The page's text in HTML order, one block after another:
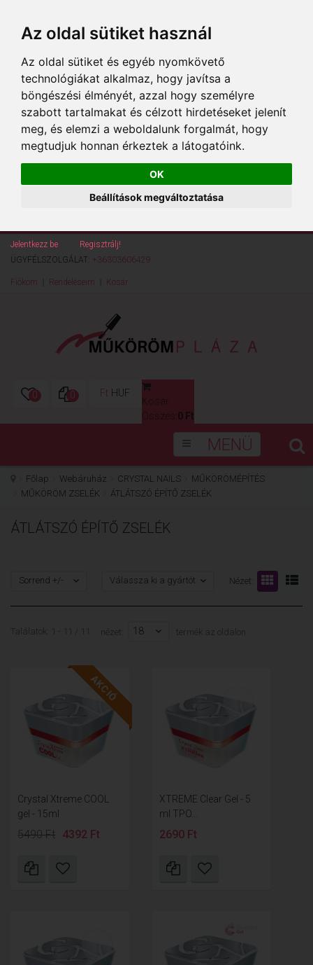
Az oldal sütiket használ
Az oldal sütiket és egyéb nyomkövető
technológiákat alkalmaz, hogy javítsa a
böngészési élményét, azzal hogy személyre
szabott tartalmakat és célzott hirdetéseket jelenít
meg, és elemzi a weboldalunk forgalmát, hogy
megtudjuk honnan érkeztek a látogatóink.
OK
Beállítások megváltoztatása
Jelentkezz be
Regisztrálj!
ÜGYFÉLSZOLGÁLAT: +36303606429
Fiókom Rendeléseim Kosár
0 0 Ft HUF
Kosár
Összes: 0 Ft
MENÜ
Főlap Webáruház CRYSTAL NAILS
MŰKÖRÖMÉPÍTÉS
MŰKÖRÖM ZSELÉK
ÁTLÁTSZÓ ÉPÍTŐ ZSELÉK
ÁTLÁTSZÓ ÉPÍTŐ ZSELÉK
Nézet:
Sorrend +/- Válassza ki a gyártót
Találatok: 1 - 11 / 11 nézet: 18 termék az oldalon
AKCIÓ
Crystal Xtreme COOL
gel - 15ml
5490 Ft 4392 Ft
XTREME Clear Gel - 5
ml TPO...
2690 Ft